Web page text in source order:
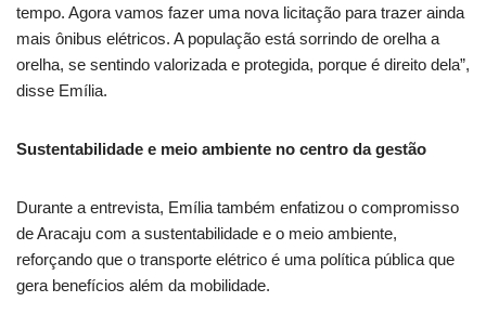
tempo. Agora vamos fazer uma nova licitação para trazer ainda
mais ônibus elétricos. A população está sorrindo de orelha a
orelha, se sentindo valorizada e protegida, porque é direito dela”,
disse Emília.
Sustentabilidade e meio ambiente no centro da gestão
Durante a entrevista, Emília também enfatizou o compromisso
de Aracaju com a sustentabilidade e o meio ambiente,
reforçando que o transporte elétrico é uma política pública que
gera benefícios além da mobilidade.